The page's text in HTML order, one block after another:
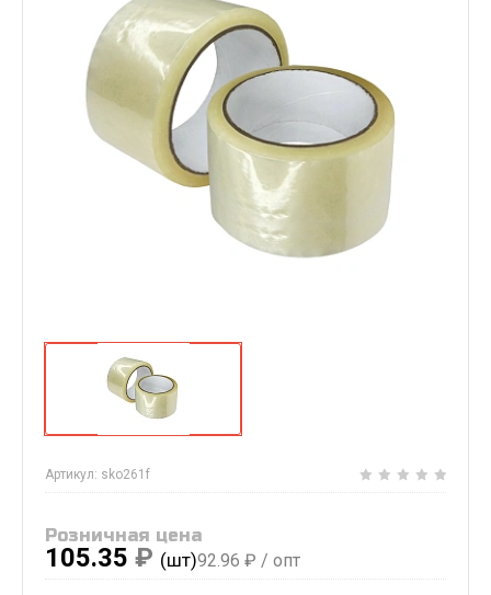
Артикул: sko261f
Розничная цена
105.35 ₽ (шт)92.96 ₽ / опт